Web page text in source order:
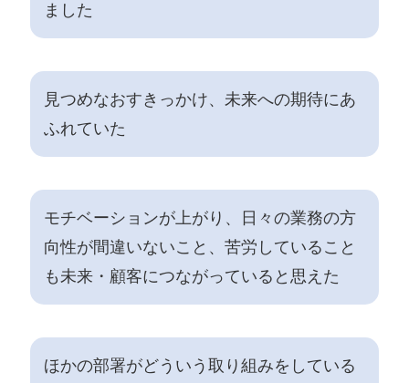
ました
見つめなおすきっかけ、未来への期待にあ
ふれていた
モチベーションが上がり、日々の業務の方
向性が間違いないこと、苦労していること
も未来・顧客につながっていると思えた
ほかの部署がどういう取り組みをしている